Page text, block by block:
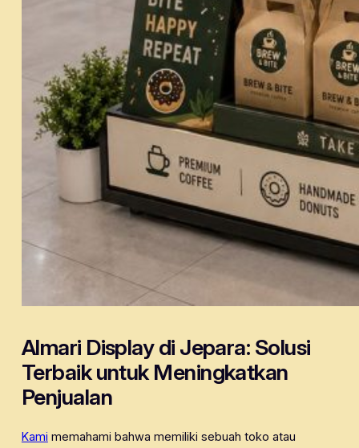
Almari Display di Jepara: Solusi
Terbaik untuk Meningkatkan
Penjualan
Kami memahami bahwa memiliki sebuah toko atau